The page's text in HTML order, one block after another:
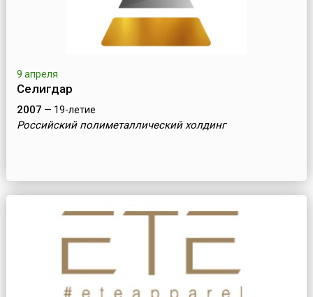
9 апреля
Селигдар
2007 — 19-летие
Российский полиметаллический холдинг